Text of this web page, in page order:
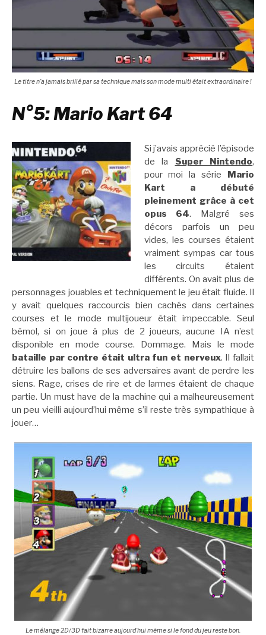
Le titre n’a jamais brillé par sa technique mais son mode multi était extraordinaire !
N°5: Mario Kart 64
Si j’avais apprécié l’épisode
de la Super Nintendo,
pour moi la série Mario
Kart a débuté
pleinement grâce à cet
opus 64. Malgré ses
décors parfois un peu
vides, les courses étaient
vraiment sympas car tous
les circuits étaient
différents. On avait plus de
personnages jouables et techniquement le jeu était fluide. Il
y avait quelques raccourcis bien cachés dans certaines
courses et le mode multijoueur était impeccable. Seul
bémol, si on joue à plus de 2 joueurs, aucune IA n’est
disponible en mode course. Dommage. Mais le mode
bataille par contre était ultra fun et nerveux. Il fallait
détruire les ballons de ses adversaires avant de perdre les
siens. Rage, crises de rire et de larmes étaient de chaque
partie. Un must have de la machine qui a malheureusement
un peu vieilli aujourd’hui même s’il reste très sympathique à
jouer…
Le mélange 2D/3D fait bizarre aujourd’hui même si le fond du jeu reste bon.